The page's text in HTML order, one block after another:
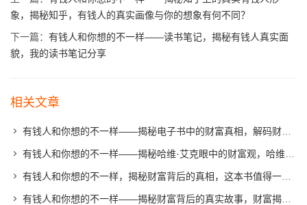
象，揭秘知乎，有钱人的真实画像与你的想象有何不同？
下一篇： 有钱人和你想的不一样——读书笔记，揭秘有钱人真实面
貌，我的读书笔记分享
相关文章
有钱人和你想的不一样——揭秘电子书中的财富真相，解码财富真相，有钱人的真实生活揭秘
有钱人和你想的不一样——揭秘哈维·艾克眼中的财富观，哈维·艾克揭示，有钱人的真实财富观
有钱人和你想的不一样，揭秘财富背后的真相，这本书值得一读！，解码财富，揭示有钱人真实面貌的深度解读
有钱人和你想的不一样——揭秘财富背后的真实故事，财富揭秘，有钱人的真实生活与你的想象有何不同？